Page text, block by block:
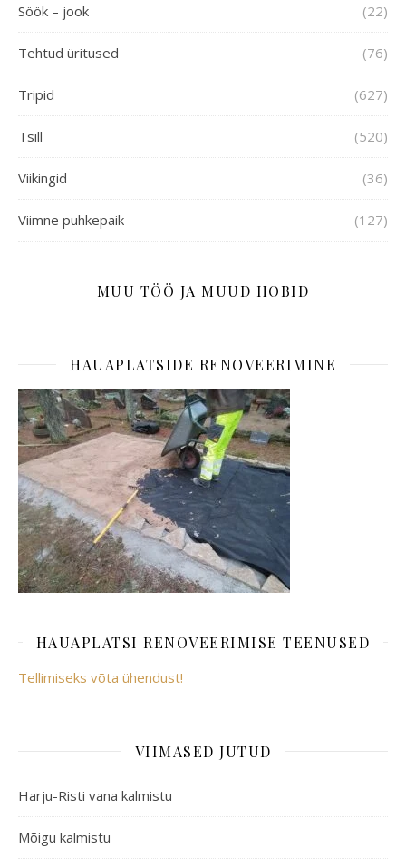
Söök – jook (22)
Tehtud üritused (76)
Tripid (627)
Tsill (520)
Viikingid (36)
Viimne puhkepaik (127)
MUU TÖÖ JA MUUD HOBID
HAUAPLATSIDE RENOVEERIMINE
HAUAPLATSI RENOVEERIMISE TEENUSED
Tellimiseks võta ühendust!
VIIMASED JUTUD
Harju-Risti vana kalmistu
Mõigu kalmistu